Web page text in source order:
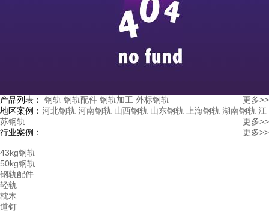
产品列表： 钢轨 钢轨配件 钢轨加工 外标钢轨
更多>>
地区案例： 河北钢轨 河南钢轨 山西钢轨 山东钢轨 上海钢轨 湖南钢轨 江
苏钢轨
更多>>
行业案例：
更多>>
43kg钢轨
50kg钢轨
钢轨配件
轻轨
枕木
道钉